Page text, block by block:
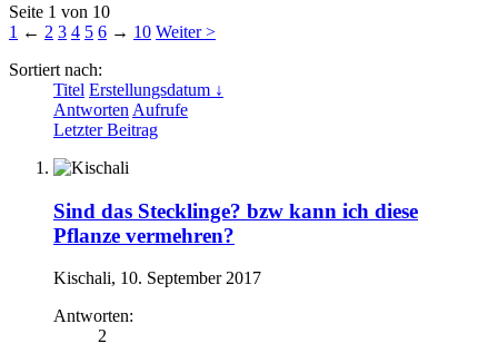
Seite 1 von 10
1 ← 2 3 4 5 6 → 10 Weiter >
Sortiert nach:
Titel Erstellungsdatum ↓
Antworten Aufrufe
Letzter Beitrag
Sind das Stecklinge? bzw kann ich diese
Pflanze vermehren?
Kischali, 10. September 2017
Antworten:
2